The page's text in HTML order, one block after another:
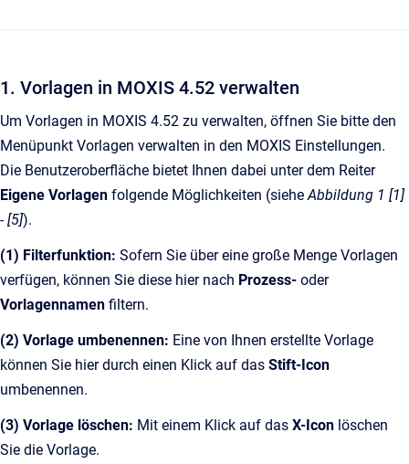
1. Vorlagen in MOXIS 4.52 verwalten
Um Vorlagen in MOXIS 4.52 zu verwalten, öffnen Sie bitte den
Menüpunkt Vorlagen verwalten in den MOXIS Einstellungen.
Die Benutzeroberfläche bietet Ihnen dabei unter dem Reiter
Eigene Vorlagen folgende Möglichkeiten (sieheAbbildung 1 [1]
- [5]).
(1) Filterfunktion: Sofern Sie über eine große Menge Vorlagen
verfügen, können Sie diese hier nach Prozess- oder
Vorlagennamen filtern.
(2) Vorlage umbenennen: Eine von Ihnen erstellte Vorlage
können Sie hier durch einen Klick auf das Stift-Icon
umbenennen.
(3) Vorlage löschen: Mit einem Klick auf das X-Icon löschen
Sie die Vorlage.